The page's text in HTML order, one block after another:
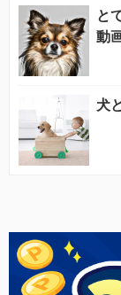
と
動
犬